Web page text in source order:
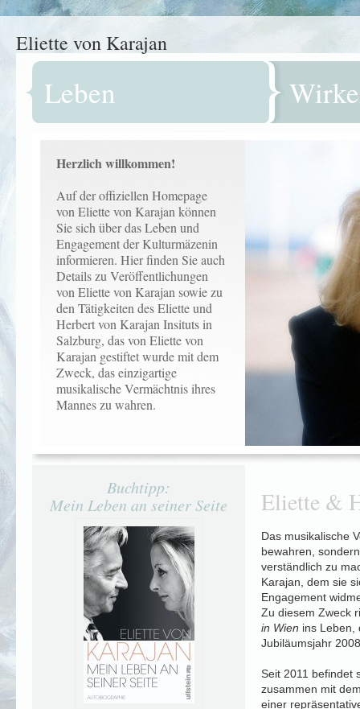
Eliette von Karajan
Leben
Herzlich willkommen!
Auf der offiziellen Homepage
von Eliette von Karajan können
Sie sich über das Leben und
Engagement der Kulturmäzenin
informieren. Hier finden Sie auch
Details zu Veröffentlichungen
von Eliette von Karajan sowie zu
den Tätigkeiten des Eliette und
Herbert von Karajan Insituts in
Salzburg, das von Eliette von
Karajan gestiftet wurde mit dem
Zweck, das einzigartige
musikalische Vermächtnis ihres
Mannes zu wahren.
Buchtipp:
Mein Leben an seiner Seite
Eliette &
Das musikalische
bewahren,
verständlich zu
Karajan, dem sie
Engagement
Zu diesem Zweck
in Wien ins Leben,
Jubiläumsjahr
Seit 2011 befindet
zusammen mit
einer